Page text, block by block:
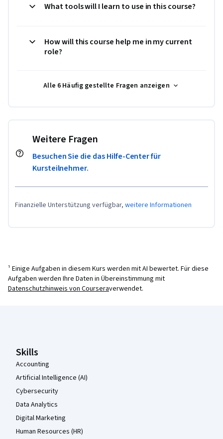
What tools will I learn to use in this course?
How will this course help me in my current
role?
Alle 6 Häufig gestellte Fragen anzeigen
Weitere Fragen
Besuchen Sie die das Hilfe-Center für
Kursteilnehmer.
Finanzielle Unterstützung verfügbar, weitere Informationen
¹ Einige Aufgaben in diesem Kurs werden mit AI bewertet. Für diese
Aufgaben werden Ihre Daten in Übereinstimmung mit
Datenschutzhinweis von Courseraverwendet.
Skills
Accounting
Artificial Intelligence (AI)
Cybersecurity
Data Analytics
Digital Marketing
Human Resources (HR)